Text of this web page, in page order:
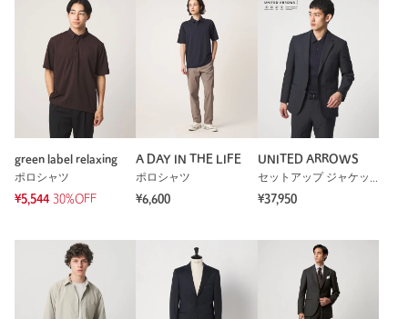
green label relaxing
ポロシャツ
¥5,544 30%OFF
A DAY IN THE LIFE
ポロシャツ
¥6,600
UNITED ARROWS
セットアップ ジャケット
¥37,950